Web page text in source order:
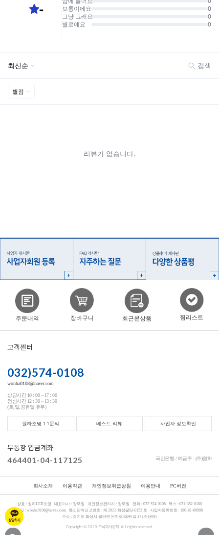
주문내역 장바구니 최근본상품 찜리스트
고객센터
032)574-0108
wonha0108@naver.com
상담시간 10 : 00 ~ 17 : 00
점심시간 12 : 30 ~ 13 : 30
(토,일,공휴일 휴무)
원하조명 1:1문의 베스트 리뷰 사업자 정보확인
무통장 입금계좌
464401-04-117125 국민은행 / 예금주 : (주)원하
회사소개 이용약관 개인정보취급방침 이용안내 PC버전
상호 : 원하LED조명 대표이사 : 장주원 개인정보관리자 : 장주원 전화 : 032-574-0108 팩스 : 031-352-8180
메일 : wonha0108@naver.com 통신판매신고번호 : 제 2022-화성팔탄-0152 호 사업자등록번호 : 180-81-00998
주소 : 경기도 화성시 팔탄면 온천로460번길 27 (주)원하
Copyright © 2020 주식회사원하. All rights reserved.